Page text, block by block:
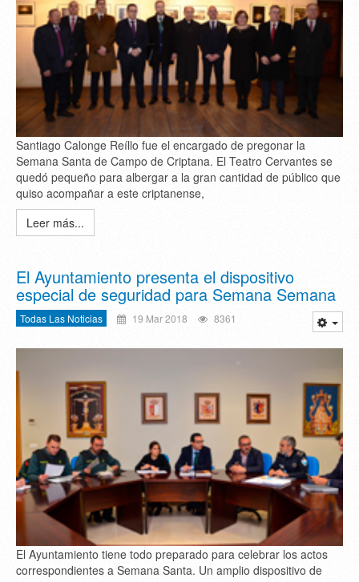
Santiago Calonge Reíllo fue el encargado de pregonar la
Semana Santa de Campo de Criptana. El Teatro Cervantes se
quedó pequeño para albergar a la gran cantidad de público que
quiso acompañar a este criptanense,
Leer más...
El Ayuntamiento presenta el dispositivo
especial de seguridad para Semana Semana
Todas Las Noticias 19 Mar 2018 8361
El Ayuntamiento tiene todo preparado para celebrar los actos
correspondientes a Semana Santa. Un amplio dispositivo de